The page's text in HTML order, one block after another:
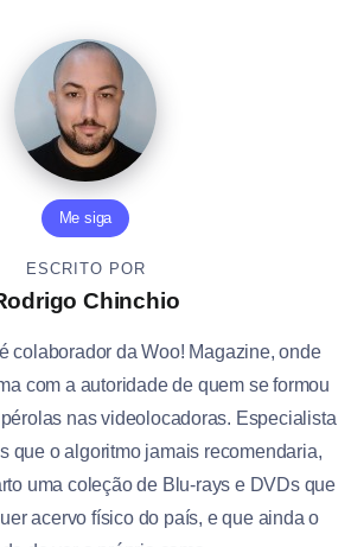
Me siga
ESCRITO POR
Chinchio
colaborador da Woo! Magazine, onde
com a autoridade de quem se formou
nas videolocadoras. Especialista
que o algoritmo jamais recomendaria,
uma coleção de Blu-rays e DVDs que
acervo físico do país, e que ainda o